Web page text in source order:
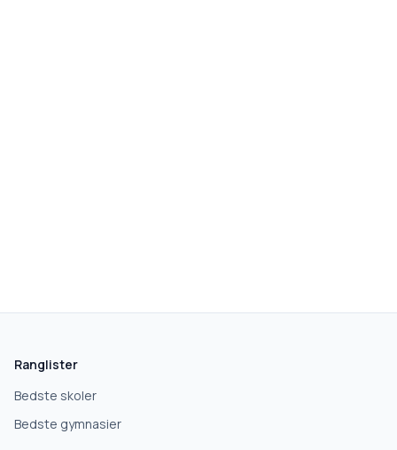
Hvad leder du efter?
Grundskole
Ranglister
Bedste skoler
Bedste gymnasier